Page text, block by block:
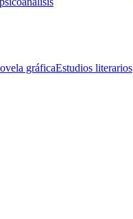
gráficaEstudios literarios